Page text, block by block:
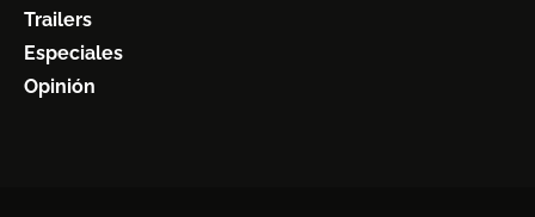
Trailers
Especiales
Opinión